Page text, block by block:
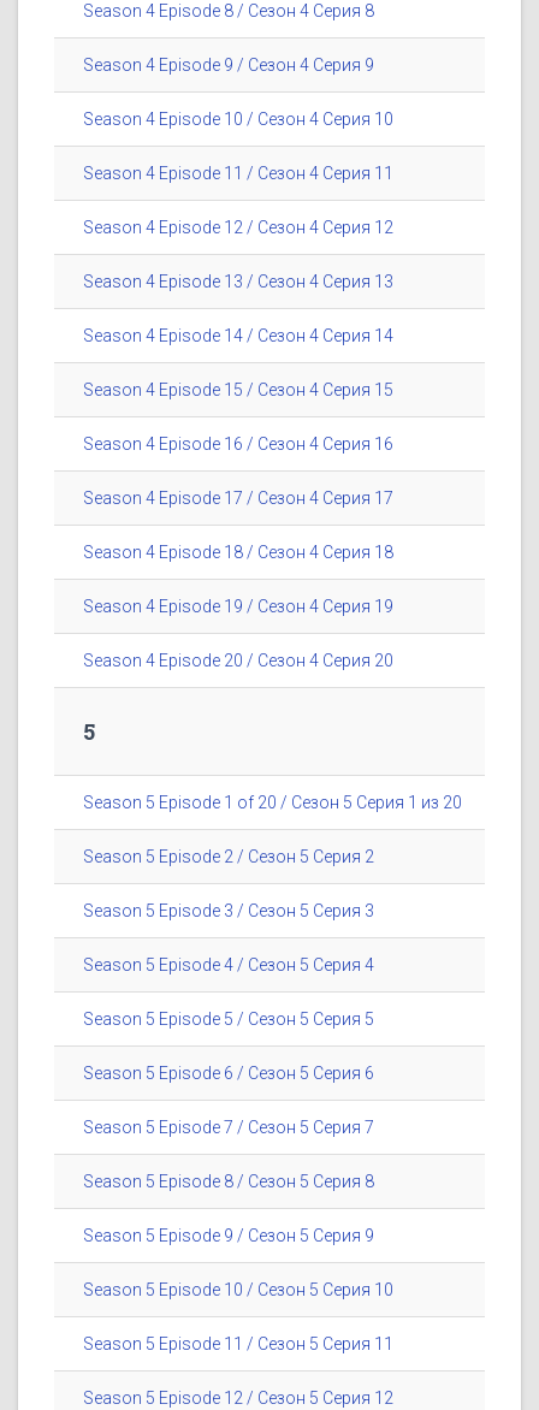
Season 4 Episode 8 / Сезон 4 Серия 8
Season 4 Episode 9 / Сезон 4 Серия 9
Season 4 Episode 10 / Сезон 4 Серия 10
Season 4 Episode 11 / Сезон 4 Серия 11
Season 4 Episode 12 / Сезон 4 Серия 12
Season 4 Episode 13 / Сезон 4 Серия 13
Season 4 Episode 14 / Сезон 4 Серия 14
Season 4 Episode 15 / Сезон 4 Серия 15
Season 4 Episode 16 / Сезон 4 Серия 16
Season 4 Episode 17 / Сезон 4 Серия 17
Season 4 Episode 18 / Сезон 4 Серия 18
Season 4 Episode 19 / Сезон 4 Серия 19
Season 4 Episode 20 / Сезон 4 Серия 20
5
Season 5 Episode 1 of 20 / Сезон 5 Серия 1 из 20
Season 5 Episode 2 / Сезон 5 Серия 2
Season 5 Episode 3 / Сезон 5 Серия 3
Season 5 Episode 4 / Сезон 5 Серия 4
Season 5 Episode 5 / Сезон 5 Серия 5
Season 5 Episode 6 / Сезон 5 Серия 6
Season 5 Episode 7 / Сезон 5 Серия 7
Season 5 Episode 8 / Сезон 5 Серия 8
Season 5 Episode 9 / Сезон 5 Серия 9
Season 5 Episode 10 / Сезон 5 Серия 10
Season 5 Episode 11 / Сезон 5 Серия 11
Season 5 Episode 12 / Сезон 5 Серия 12